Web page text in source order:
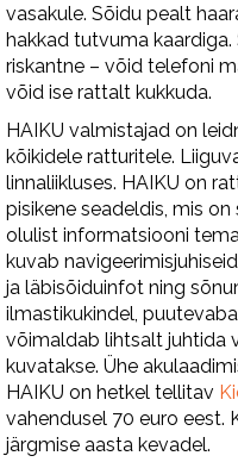
vasakule. Sõidu pealt
hakkad tutvuma
riskantne – võid telefoni
võid ise rattalt kukkuda.
HAIKU valmistajad on
kõikidele ratturitele.
linnaliikluses. HAIKU on
pisikene seadeldis, mis
olulist informatsiooni
kuvab
ja läbisõiduinfot ning
ilmastikukindel,
võimaldab lihtsalt juhtida
kuvatakse. Ühe
HAIKU on hetkel tellitav
vahendusel 70 euro eest.
järgmise aasta kevadel.